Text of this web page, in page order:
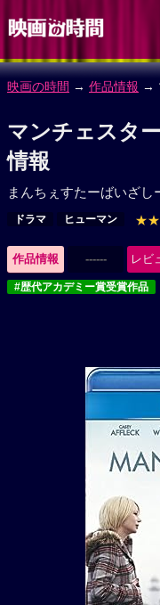
映画の時間 → 作品情報 →
マンチェスタ
情報
まんちぇすたーばいざし
ドラマ ヒューマン
作品情報 ------ レビ
#歴代アカデミー賞受賞作品